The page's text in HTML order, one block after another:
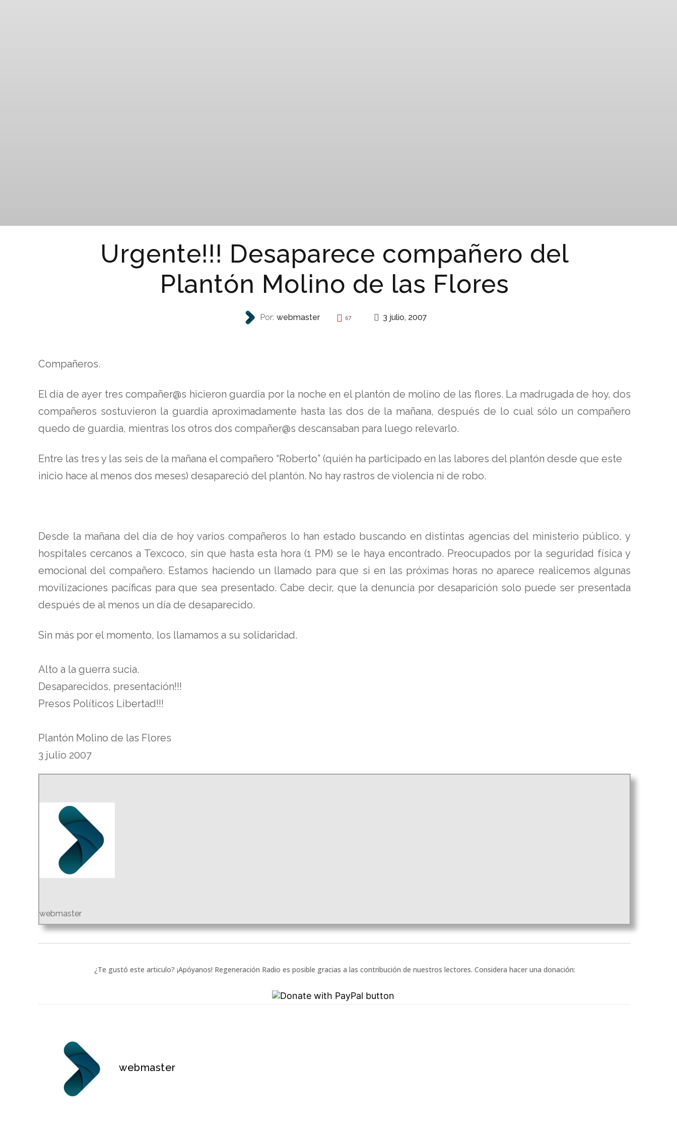
Urgente!!! Desaparece compañero del
Plantón Molino de las Flores
Por: webmaster 67 3 julio, 2007
Compañeros.
El día de ayer tres compañer@s hicieron guardia por la noche en el plantón de molino de las flores. La madrugada de hoy, dos
compañeros sostuvieron la guardia aproximadamente hasta las dos de la mañana, después de lo cual sólo un compañero
quedo de guardia, mientras los otros dos compañer@s descansaban para luego relevarlo.
Entre las tres y las seis de la mañana el compañero “Roberto” (quién ha participado en las labores del plantón desde que este
inicio hace al menos dos meses) desapareció del plantón. No hay rastros de violencia ni de robo.
Desde la mañana del día de hoy varios compañeros lo han estado buscando en distintas agencias del ministerio público, y
hospitales cercanos a Texcoco, sin que hasta esta hora (1 PM) se le haya encontrado. Preocupados por la seguridad física y
emocional del compañero. Estamos haciendo un llamado para que si en las próximas horas no aparece realicemos algunas
movilizaciones pacíficas para que sea presentado. Cabe decir, que la denuncia por desaparición solo puede ser presentada
después de al menos un día de desaparecido.
Sin más por el momento, los llamamos a su solidaridad.
Alto a la guerra sucia.
Desaparecidos, presentación!!!
Presos Políticos Libertad!!!
Plantón Molino de las Flores
3 julio 2007
webmaster
¿Te gustó este articulo? ¡Apóyanos! Regeneración Radio es posible gracias a las contribución de nuestros lectores. Considera hacer una donación:
webmaster